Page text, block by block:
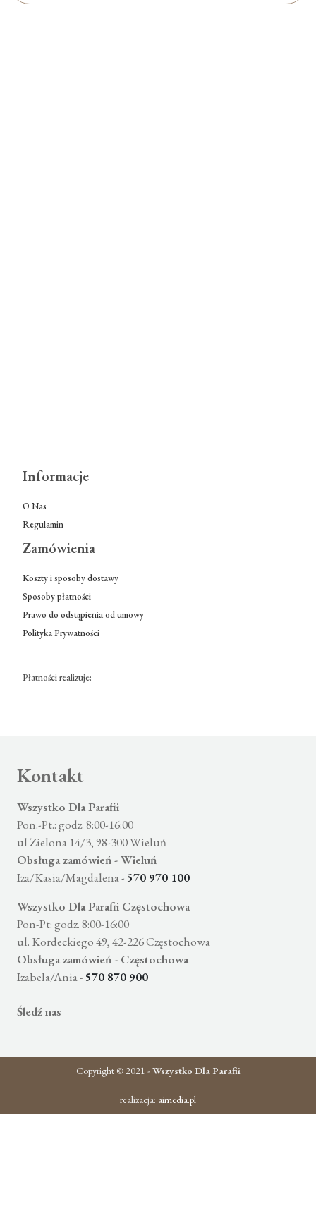
Informacje
O Nas
Regulamin
Zamówienia
Koszty i sposoby dostawy
Sposoby płatności
Prawo do odstąpienia od umowy
Polityka Prywatności
Płatności realizuje:
Kontakt
Wszystko Dla Parafii
Pon.-Pt.: godz. 8:00-16:00
ul Zielona 14/3, 98-300 Wieluń
Obsługa zamówień - Wieluń
Iza/Kasia/Magdalena - 570 970 100
Wszystko Dla Parafii Częstochowa
Pon-Pt: godz. 8:00-16:00
ul. Kordeckiego 49, 42-226 Częstochowa
Obsługa zamówień - Częstochowa
Izabela/Ania - 570 870 900
Śledź nas
Copyright © 2021 -Wszystko Dla Parafii
realizacja: aimedia.pl